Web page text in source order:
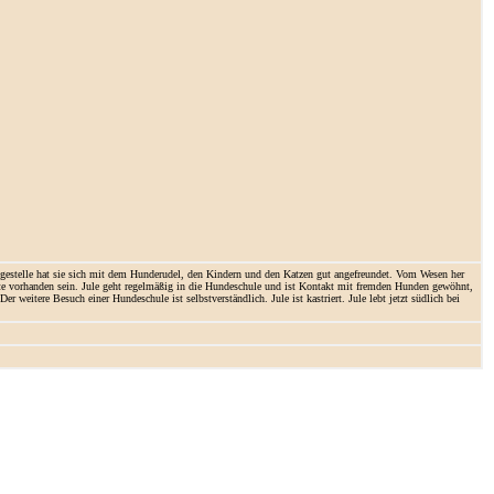
hat sie sich mit dem Hunderudel, den Kindern und den Katzen gut angefreundet. Vom Wesen her
sein. Jule geht regelmäßig in die Hundeschule und ist Kontakt mit fremden Hunden gewöhnt,
weitere Besuch einer Hundeschule ist selbstverständlich. Jule ist kastriert. Jule lebt jetzt südlich bei